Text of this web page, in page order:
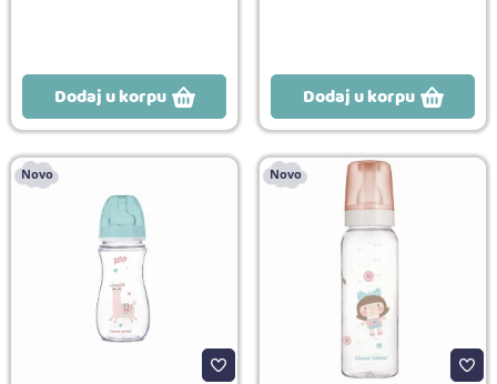
Dodaj u korpu Dodaj u korpu
Novo Novo